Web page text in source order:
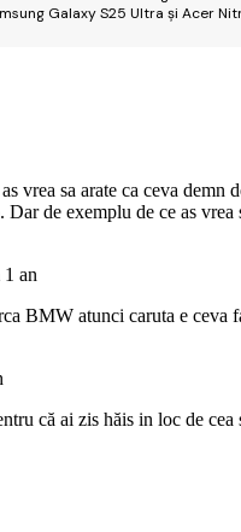
Galaxy S25 Ultra și Acer